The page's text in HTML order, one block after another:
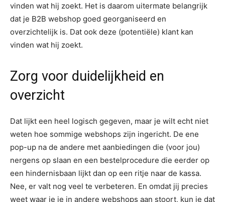
vinden wat hij zoekt. Het is daarom uitermate belangrijk
dat je B2B webshop goed georganiseerd en
overzichtelijk is. Dat ook deze (potentiële) klant kan
vinden wat hij zoekt.
Zorg voor duidelijkheid en
overzicht
Dat lijkt een heel logisch gegeven, maar je wilt echt niet
weten hoe sommige webshops zijn ingericht. De ene
pop-up na de andere met aanbiedingen die (voor jou)
nergens op slaan en een bestelprocedure die eerder op
een hindernisbaan lijkt dan op een ritje naar de kassa.
Nee, er valt nog veel te verbeteren. En omdat jij precies
weet waar je je in andere webshops aan stoort, kun je dat